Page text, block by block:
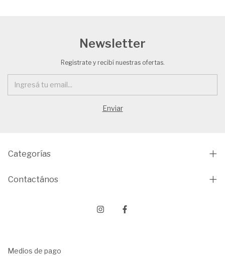
Newsletter
Registrate y recibí nuestras ofertas.
Categorías
Contactános
Medios de pago